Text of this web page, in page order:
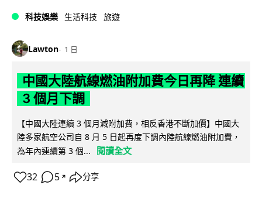
科技娛樂 生活科技 旅遊
Lawton 1 日
中國大陸航線燃油附加費今日再降 連續
3 個月下調
【中國大陸連續 3 個月減附加費，相反香港不斷加價】中國大
陸多家航空公司自 8 月 5 日起再度下調內陸航線燃油附加費，
為年內連續第 3 個...
閱讀全文
32 5 ↗ 分享